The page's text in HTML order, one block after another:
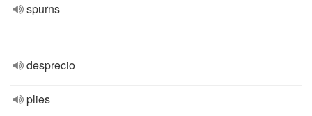
spurns
desprecio
plies